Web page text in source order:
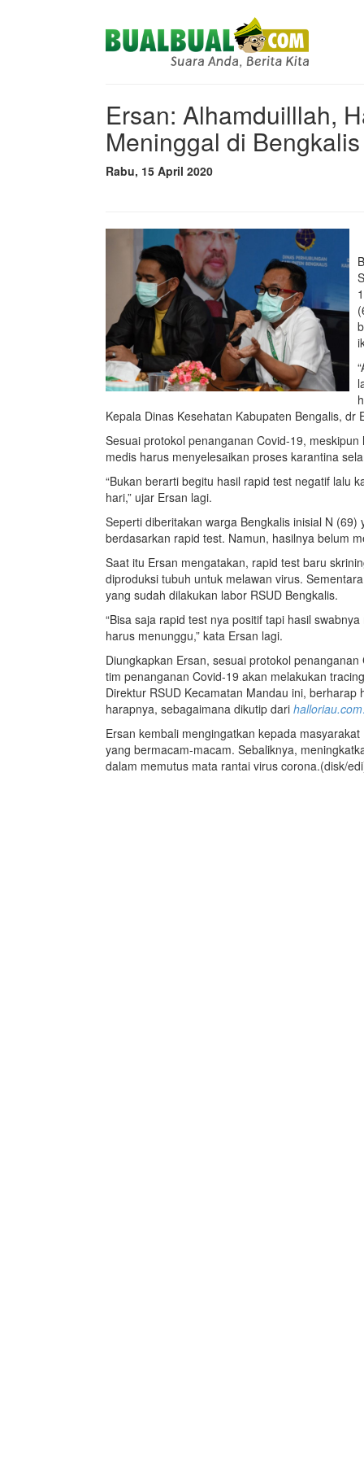
Ersan: Alhamduilllah,
Meninggal di
Rabu, 15 April 2020
Kepala Dinas Kesehatan Kabupaten Bengalis, dr
Sesuai protokol penanganan Covid-19,
medis harus menyelesaikan proses karantina
“Bukan berarti begitu hasil rapid test negatif lalu
hari,” ujar Ersan lagi.
Seperti diberitakan warga Bengkalis inisial N
berdasarkan rapid test. Namun, hasilnya belum
Saat itu Ersan mengatakan, rapid test baru
diproduksi tubuh untuk melawan virus.
yang sudah dilakukan labor RSUD Bengkalis.
“Bisa saja rapid test nya positif tapi hasil
harus menunggu,” kata Ersan lagi.
Diungkapkan Ersan, sesuai protokol
tim penanganan Covid-19 akan melakukan
Direktur RSUD Kecamatan Mandau ini, berharap
harapnya, sebagaimana dikutip dari halloriau.com
Ersan kembali mengingatkan kepada
yang bermacam-macam. Sebaliknya,
dalam memutus mata rantai virus corona.(disk/